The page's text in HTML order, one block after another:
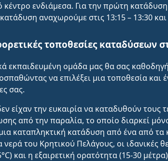
κέντρο ενδιάμεσα. Για την πρώτη
αναχωρούμε στις 13:15 – 13:30
τοποθεσίες καταδύσεων
εκπαιδευμένη ομάδα μας θα σας
να επιλέξει μια τοποθεσία και
σας.
είχαν την ευκαιρία να καταδυθούν
από την παραλία, το οποίο διαρκεί
καταπληκτική κατάδυση από ένα από
του Κρητικού Πελάγους, οι ιδανικές
και η εξαιρετική ορατότητα (15-30